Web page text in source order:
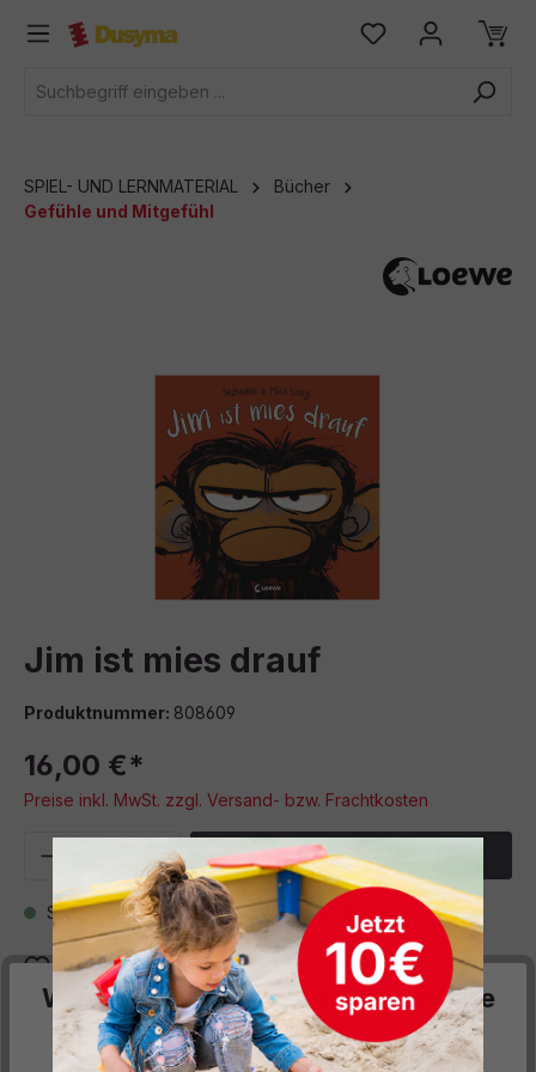
springen
SPIEL- UND LERNMATERIAL
Bücher
Gefühle und Mitgefühl
Jim ist mies drauf
Produktnummer: 808609
16,00 €*
Preise inkl. MwSt. zzgl. Versand- bzw. Frachtkosten
Produkt Anzahl: Gib den
In den Warenkorb
Sofort verfügbar, Lieferzeit: 5 Werktage
Zum Merkzettel hinzufügen
Beschreibung
Wir respektieren deine Privatsphäre
Diese Website verwendet Cookies, um Ihnen die